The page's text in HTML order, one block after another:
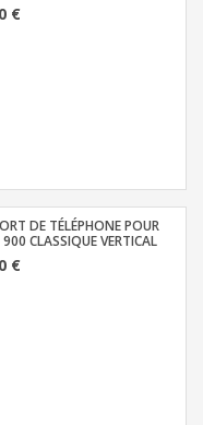
€
DE TÉLÉPHONE POUR
CLASSIQUE VERTICAL
€